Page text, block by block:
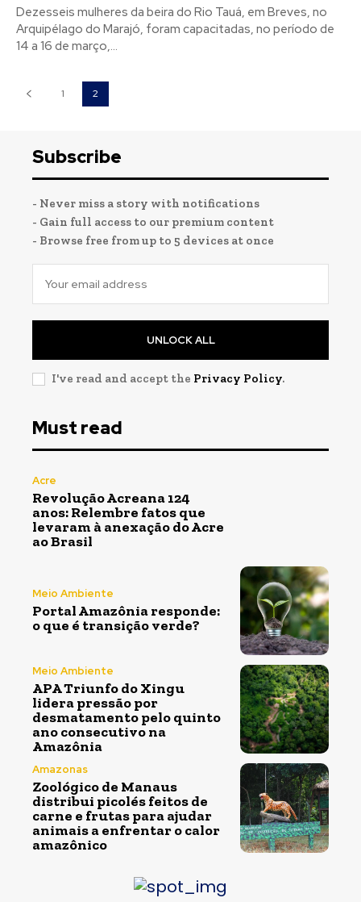
Dezesseis mulheres da beira do Rio Tauá, em Breves, no
Arquipélago do Marajó, foram capacitadas, no período de
14 a 16 de março,...
1 2
Subscribe
- Never miss a story with notifications
- Gain full access to our premium content
- Browse free from up to 5 devices at once
UNLOCK ALL
I've read and accept the Privacy Policy.
Must read
Acre
Revolução Acreana 124
anos: Relembre fatos que
levaram à anexação do Acre
ao Brasil
Meio Ambiente
Portal Amazônia responde:
o que é transição verde?
Meio Ambiente
APA Triunfo do Xingu
lidera pressão por
desmatamento pelo quinto
ano consecutivo na
Amazônia
Amazonas
Zoológico de Manaus
distribui picolés feitos de
carne e frutas para ajudar
animais a enfrentar o calor
amazônico